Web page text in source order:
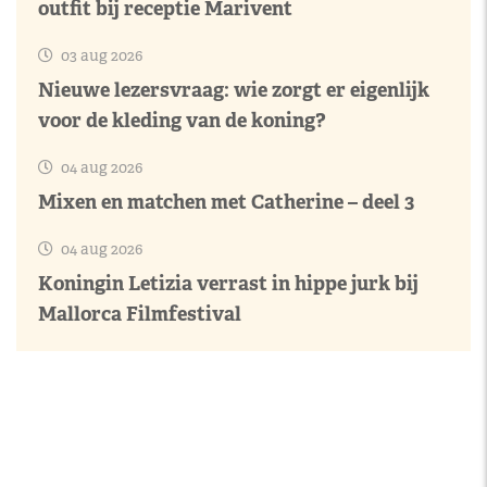
outfit bij receptie Marivent
03 aug 2026
Nieuwe lezersvraag: wie zorgt er eigenlijk
voor de kleding van de koning?
04 aug 2026
Mixen en matchen met Catherine – deel 3
04 aug 2026
Koningin Letizia verrast in hippe jurk bij
Mallorca Filmfestival